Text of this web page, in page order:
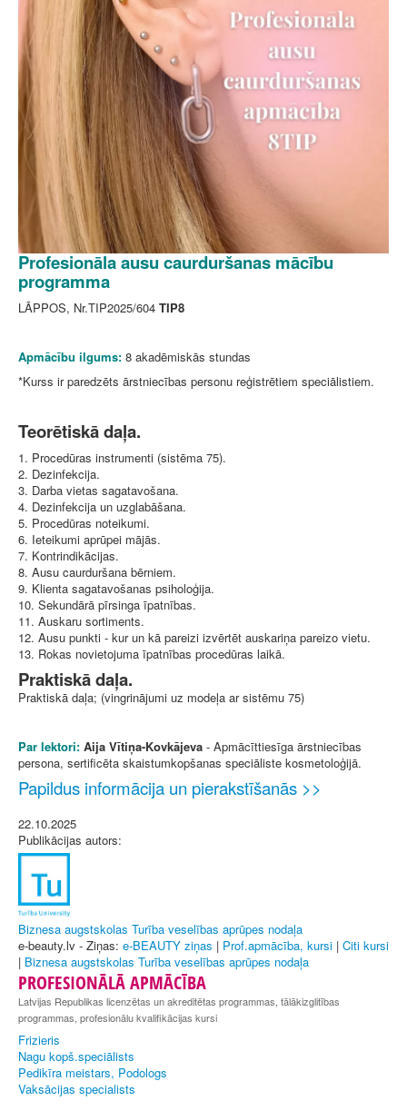
Profesionāla ausu caurduršanas mācību
programma
LĀPPOS, Nr.TIP2025/604 TIP8
Apmācību ilgums: 8 akadēmiskās stundas
*Kurss ir paredzēts ārstniecības personu reģistrētiem speciālistiem.
Teorētiskā daļa.
1. Procedūras instrumenti (sistēma 75).
2. Dezinfekcija.
3. Darba vietas sagatavošana.
4. Dezinfekcija un uzglabāšana.
5. Procedūras noteikumi.
6. Ieteikumi aprūpei mājās.
7. Kontrindikācijas.
8. Ausu caurduršana bērniem.
9. Klienta sagatavošanas psiholoģija.
10. Sekundārā pīrsinga īpatnības.
11. Auskaru sortiments.
12. Ausu punkti - kur un kā pareizi izvērtēt auskariņa pareizo vietu.
13. Rokas novietojuma īpatnības procedūras laikā.
Praktiskā daļa.
Praktiskā daļa; (vingrinājumi uz modeļa ar sistēmu 75)
Par lektori: Aija Vītiņa-Kovkājeva - Apmācīttiesīga ārstniecības
persona, sertificēta skaistumkopšanas speciāliste kosmetoloģijā.
Papildus informācija un pierakstīšanās >>
22.10.2025
Publikācijas autors:
Biznesa augstskolas Turība veselības aprūpes nodaļa
e-beauty.lv - Ziņas: e-BEAUTY ziņas | Prof.apmācība, kursi | Citi kursi
| Biznesa augstskolas Turība veselības aprūpes nodaļa
PROFESIONĀLĀ APMĀCĪBA
Latvijas Republikas licenzētas un akreditētas programmas, tālākizglitības
programmas, profesionālu kvalifikācijas kursi
Frizieris
Nagu kopš.speciālists
Pedikīra meistars, Podologs
Vaksācijas specialists